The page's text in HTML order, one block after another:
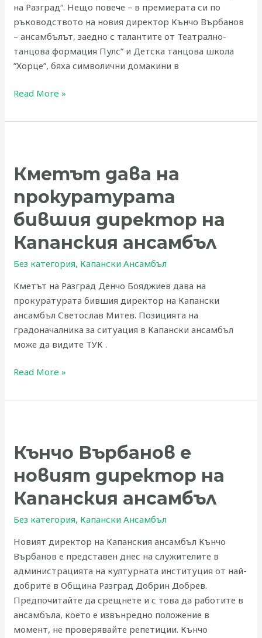
на Разград“. Нещо повече – в премиерата си по
ръководството на новия директор Кънчо Върбанов
– ансамбълът, заедно с талантите от Театрално-
танцова формация Пулс” и Детска танцова школа
”Хорце”, бяха символични домакини в
Read More »
Кметът дава на
прокуратурата
бившия директор на
Капанския ансамбъл
Без категория, Капански Ансамбъл
Кметът на Разград Денчо Бояджиев дава на
прокуратурата бившия директор на Капански
ансамбъл Светослав Митев. Позицията на
градоначалника за ситуация в Капански ансамбъл
може да видите ТУК .
на
бившия
директор
на
Капанския
ансамбъл
Read More »
Кънчо Върбанов е
новият директор на
Капанския ансамбъл
Без категория, Капански Ансамбъл
Новият директор на Капанския ансамбъл Кънчо
Върбанов е представен днес на служителите в
администрацията на културната институция от най-
добрите в Община Разград Добрин Добрев.
Предпочитайте да срещнете и с това да работите в
ансамбъла, което е извънредно положение в
момент, не проверявайте репетиции. Кънчо
е
директор
на
Капанския
ансамбъл